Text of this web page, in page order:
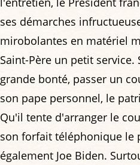
ses démarches
mirobolantes en matériel
Saint-Père un petit service.
grande bonté, passer un
son pape personnel, le
Qu'il tente d'arranger le
son forfait téléphonique le
également Joe Biden.